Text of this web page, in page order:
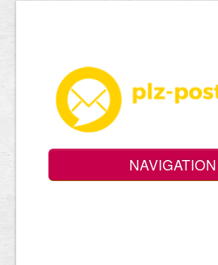
NAVIGATION